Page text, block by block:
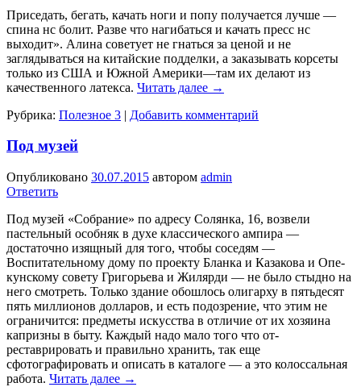
Приседать, бегать, качать ноги и попу получается лучше —
спина нс болит. Разве что нагибаться и качать пресс нс
выходит». Али­на советует не гнаться за ценой и не
заглядываться на китай­ские подделки, а заказывать корсеты
только из США и Юж­ной Америки—там их делают из
качественного латекса. Читать далее →
Рубрика: Полезное 3 | Добавить комментарий
Под музей
Опубликовано 30.07.2015 автором admin
Ответить
Под музей «Собрание» по адресу Солянка, 16, возвели
пастельный особняк в духе классического ам­пира —
достаточно изящный для того, чтобы соседям —
Воспитательному дому по проекту Бланка и Казакова и Опе­
кунскому совету Григорьева и Жилярди — не было стыдно на
него смотреть. Только здание обошлось олигарху в пятьдесят
пять миллионов долларов, и есть подозрение, что этим не
ограничится: предметы искус­ства в отличие от их хозяина
капризны в быту. Каждый надо мало того что от­
реставрировать и правильно хранить, так еще
сфотографировать и описать в катало­ге — а это колоссальная
работа. Читать далее →